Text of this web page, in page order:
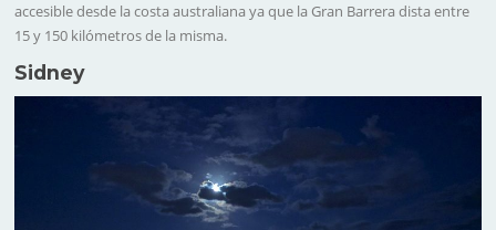
accesible desde la costa australiana ya que la Gran Barrera dista entre
15 y 150 kilómetros de la misma.
Sidney